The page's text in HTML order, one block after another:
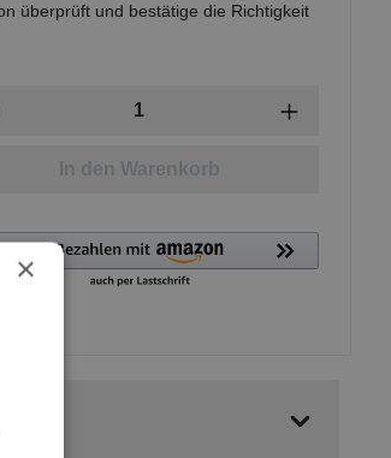
überprüft und bestätige die Richtigkeit
In den Warenkorb
×